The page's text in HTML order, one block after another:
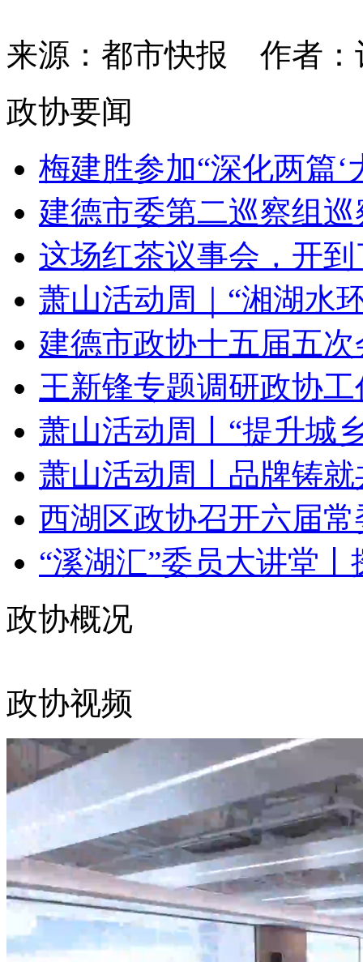
来源：都市快报 作者
政协要闻
梅建胜参加“深化两篇‘
建德市委第二巡察组
这场红茶议事会，开
萧山活动周｜“湘湖水
建德市政协十五届五
王新锋专题调研政协工
萧山活动周丨“提升城
萧山活动周丨品牌铸
西湖区政协召开六届
“溪湖汇”委员大讲堂
政协概况
政协视频